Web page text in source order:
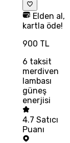
Elden al,
kartla öde!
900 TL
6 taksit
merdiven
lambası
güneş
enerjisi
4.7 Satıcı
Puanı